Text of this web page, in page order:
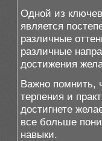
Одной из
является
различные
различные
достижения
Важно помнить,
терпения и
достигнете
все больше
навыки.